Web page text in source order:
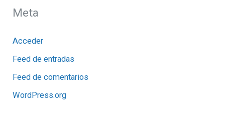
Meta
Acceder
Feed de entradas
Feed de comentarios
WordPress.org